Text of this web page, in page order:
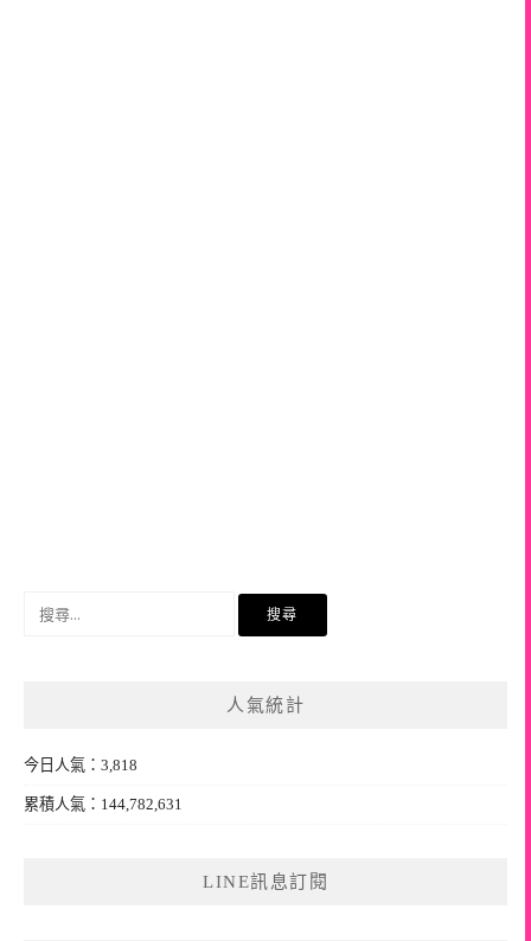
人氣統計
今日人氣：3,818
累積人氣：144,782,631
LINE訊息訂閱